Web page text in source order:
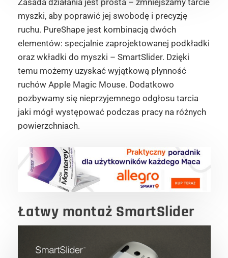
Zasada działania jest prosta – zmniejszamy tarcie
myszki, aby poprawić jej swobodę i precyzję
ruchu. PureShape jest kombinacją dwóch
elementów: specjalnie zaprojektowanej podkładki
oraz wkładki do myszki – SmartSlider. Dzięki
temu możemy uzyskać wyjątkową płynność
ruchów Apple Magic Mouse. Dodatkowo
pozbywamy się nieprzyjemnego odgłosu tarcia
jaki mógł występować podczas pracy na różnych
powierzchniach.
Łatwy montaż SmartSlider